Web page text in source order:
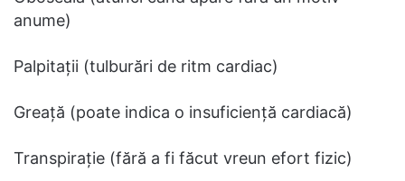
anume)
Palpitații (tulburări de ritm cardiac)
Greață (poate indica o insuficiență cardiacă)
Transpirație (fără a fi făcut vreun efort fizic)